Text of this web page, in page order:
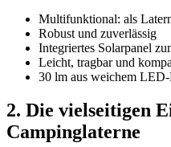
Multifunktional: als
Robust⁣ und ⁣zuverlässig
Integriertes Solarpanel
Leicht, tragbar und
30 lm aus weichem
2. Die vielseitigen
Campinglaterne